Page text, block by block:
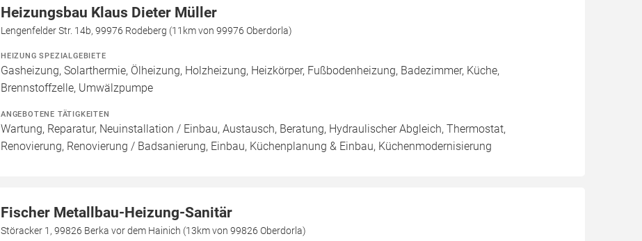
Heizungsbau Klaus Dieter Müller
Lengenfelder Str. 14b, 99976 Rodeberg (11km von 99976 Oberdorla)
HEIZUNG SPEZIALGEBIETE
Gasheizung, Solarthermie, Ölheizung, Holzheizung, Heizkörper, Fußbodenheizung, Badezimmer, Küche,
Brennstoffzelle, Umwälzpumpe
ANGEBOTENE TÄTIGKEITEN
Wartung, Reparatur, Neuinstallation / Einbau, Austausch, Beratung, Hydraulischer Abgleich, Thermostat,
Renovierung, Renovierung / Badsanierung, Einbau, Küchenplanung & Einbau, Küchenmodernisierung
Fischer Metallbau-Heizung-Sanitär
Störacker 1, 99826 Berka vor dem Hainich (13km von 99826 Oberdorla)